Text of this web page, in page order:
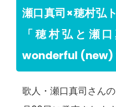
瀬口真司×穂村弘
「穂村弘と瀬
wonderful (new)
歌人・瀬口真司さん